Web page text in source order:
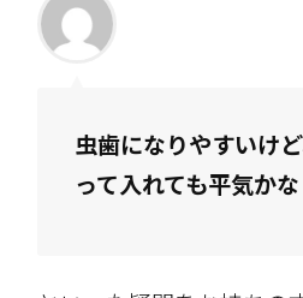
虫歯になりやすいけ
って入れても平気かな